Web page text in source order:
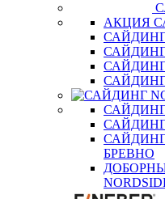
АКЦИЯ
САЙДИНГ
САЙДИНГ
БРЕВНО